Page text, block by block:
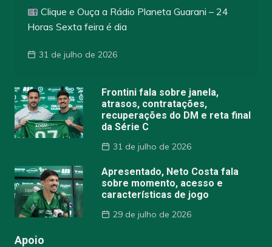
Clique e Ouça a Rádio Planeta Guarani – 24
Horas Sexta feira é dia
31 de julho de 2026
Frontini fala sobre janela,
atrasos, contratações,
recuperações do DM e reta final
da Série C
31 de julho de 2026
Apresentado, Neto Costa fala
sobre momento, acesso e
características de jogo
29 de julho de 2026
Apoio